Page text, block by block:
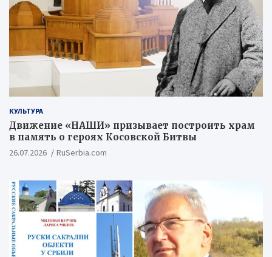
КУЛЬТУРА
Движение «НАШИ» призывает построить храм
в память о героях Косовской Битвы
26.07.2026 RuSerbia.com